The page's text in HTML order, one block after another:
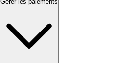
Gérer les paiements